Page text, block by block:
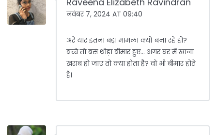
नवंबर 7, 2024 AT 09:40
अरे यार इतना बड़ा मामला क्यों बना रहे हो?
बच्चे तो बस थोड़ा बीमार हुए... अगर घर में खाना
खराब हो जाए तो क्या होता है? वो भी बीमार होते
हैं।